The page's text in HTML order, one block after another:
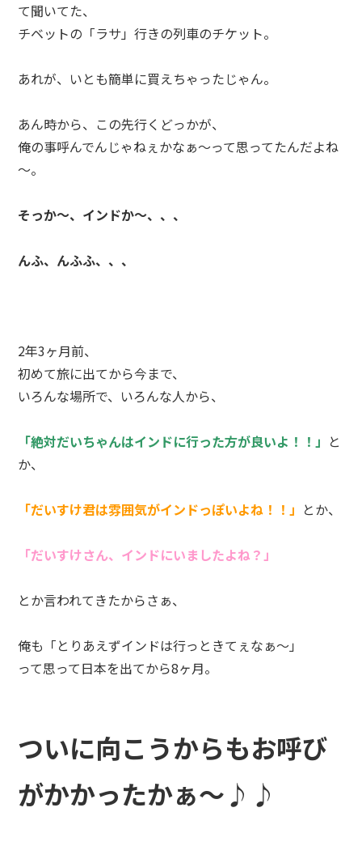
て聞いてた、
チベットの「ラサ」行きの列車のチケット。
あれが、いとも簡単に買えちゃったじゃん。
あん時から、この先行くどっかが、
俺の事呼んでんじゃねぇかなぁ～って思ってたんだよね
～。
そっか～、インドか～、、、
んふ、んふふ、、、
2年3ヶ月前、
初めて旅に出てから今まで、
いろんな場所で、いろんな人から、
「絶対だいちゃんはインドに行った方が良いよ！！」 と
か、
「だいすけ君は雰囲気がインドっぽいよね！！」 とか、
「だいすけさん、インドにいましたよね？」
とか言われてきたからさぁ、
俺も「とりあえずインドは行っときてぇなぁ～」
って思って日本を出てから8ヶ月。
ついに向こうからもお呼び
がかかったかぁ～♪♪